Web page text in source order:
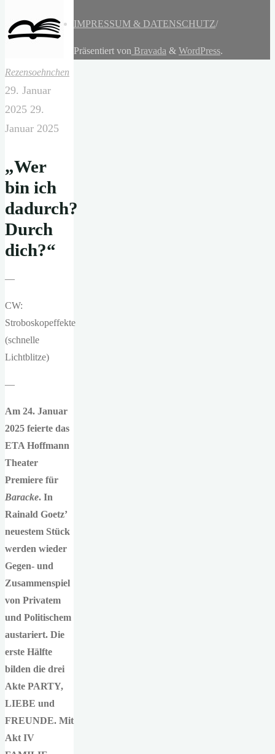
Rezensoehnchen
29. Januar
2025 29.
Januar 2025
„Wer
bin ich
dadurch?
Durch
dich?“
—
CW:
Stroboskopeffekte
(schnelle
Lichtblitze)
—
Am 24. Januar
2025 feierte das
ETA Hoffmann
Theater
Premiere für
Baracke. In
Rainald Goetz’
neuestem Stück
werden wieder
Gegen- und
Zusammenspiel
von Privatem
und Politischem
austariert. Die
erste Hälfte
bilden die drei
Akte PARTY,
LIEBE und
FREUNDE. Mit
Akt IV
IMPRESSUM & DATENSCHUTZ/
Präsentiert von Bravada & WordPress.